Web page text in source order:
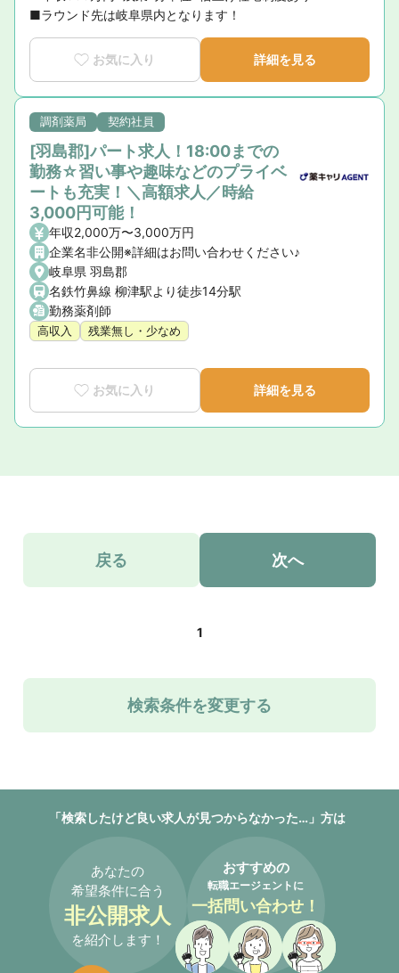
■ラウンド先は岐阜県内となります！
お気に入り 詳細を見る
調剤薬局 契約社員
[羽島郡]パート求人！18:00までの
勤務☆習い事や趣味などのプライベ
ートも充実！＼高額求人／時給
3,000円可能！
年収2,000万〜3,000万円
企業名非公開※詳細はお問い合わせください♪
岐阜県 羽島郡
名鉄竹鼻線 柳津駅より徒歩14分駅
勤務薬剤師
高収入 残業無し・少なめ
お気に入り 詳細を見る
戻る 次へ
1
検索条件を変更する
「検索したけど良い求人が見つからなかった…」方は
あなたの
希望条件に合う
非公開求人
を紹介します！
おすすめの
転職エージェントに
一括問い合わせ！